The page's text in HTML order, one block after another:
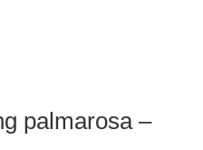
palmarosa –